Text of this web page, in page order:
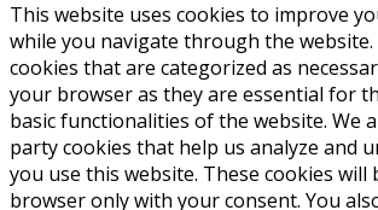
This website uses cookies to improve
while you navigate through the
cookies that are categorized as
your browser as they are essential for
basic functionalities of the website. We
party cookies that help us analyze and
you use this website. These cookies
browser only with your consent. You